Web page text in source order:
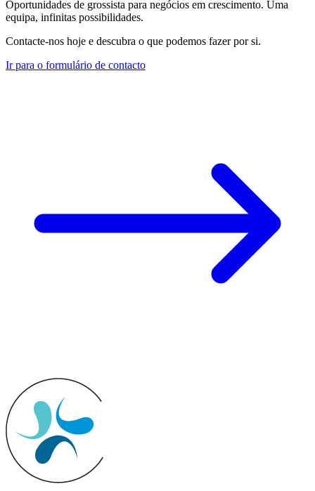
Oportunidades de grossista para negócios em crescimento. Uma
equipa, infinitas possibilidades.
Contacte-nos hoje e descubra o que podemos fazer por si.
Ir para o formulário de contacto